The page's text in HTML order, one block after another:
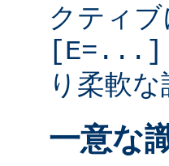
クティ
[E=...]
り柔軟
一意な